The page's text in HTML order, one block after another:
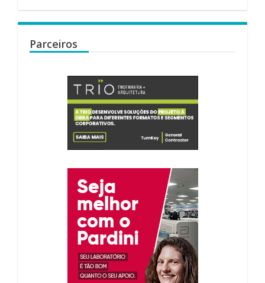
Parceiros